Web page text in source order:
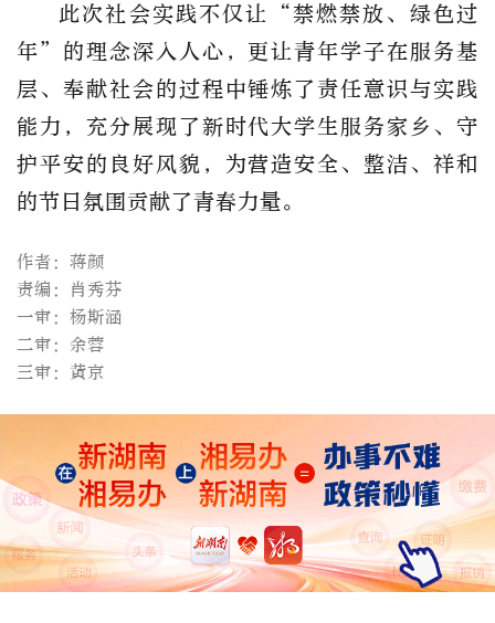
此次社会实践不仅让“禁燃禁放、绿色过
年”的理念深入人心，更让青年学子在服务基
层、奉献社会的过程中锤炼了责任意识与实践
能力，充分展现了新时代大学生服务家乡、守
护平安的良好风貌，为营造安全、整洁、祥和
的节日氛围贡献了青春力量。
作者：蒋颜
责编：肖秀芬
一审：杨斯涵
二审：余蓉
三审：黄京